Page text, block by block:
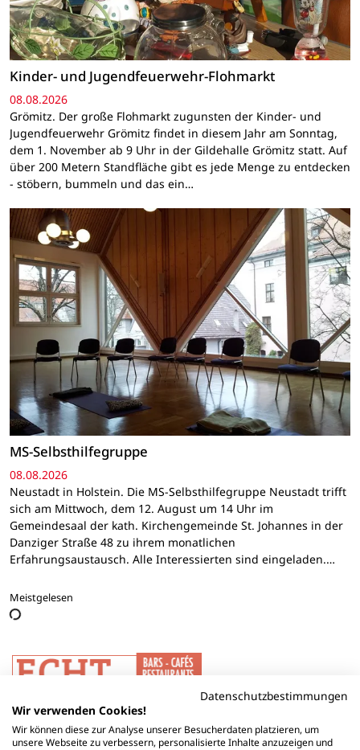
Kinder- und Jugendfeuerwehr-Flohmarkt
08.08.2026
Grömitz. Der große Flohmarkt zugunsten der Kinder- und
Jugendfeuerwehr Grömitz findet in diesem Jahr am Sonntag,
dem 1. November ab 9 Uhr in der Gildehalle Grömitz statt. Auf
über 200 Metern Standfläche gibt es jede Menge zu entdecken
- stöbern, bummeln und das ein…
MS-Selbsthilfegruppe
08.08.2026
Neustadt in Holstein. Die MS-Selbsthilfegruppe Neustadt trifft
sich am Mittwoch, dem 12. August um 14 Uhr im
Gemeindesaal der kath. Kirchengemeinde St. Johannes in der
Danziger Straße 48 zu ihrem monatlichen
Erfahrungsaustausch. Alle Interessierten sind eingeladen.…
Meistgelesen
Datenschutzbestimmungen
Wir verwenden Cookies!
Wir können diese zur Analyse unserer Besucherdaten platzieren, um
unsere Webseite zu verbessern, personalisierte Inhalte anzuzeigen und